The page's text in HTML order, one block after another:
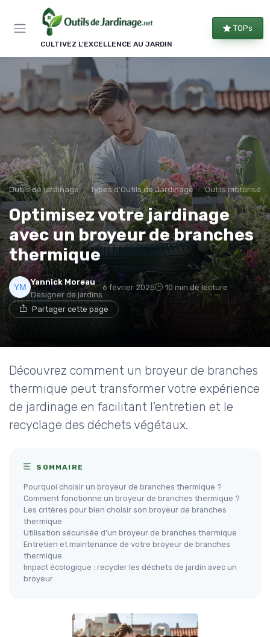
CULTIVEZ L'EXCELLENCE AU JARDIN
TOPs
Outils de jardinage Types d'Outils de Jardinage Outils motorisés
Optimisez votre jardinage
avec un broyeur de branches
thermique
Yannick Moreau
Designer de jardins
6 février 2025 10 min de lecture
Partager cette page
Découvrez comment un broyeur de branches
thermique peut transformer votre expérience
de jardinage en facilitant l'entretien et le
recyclage des déchets végétaux.
SOMMAIRE
Pourquoi choisir un broyeur de branches thermique ?
Comment fonctionne un broyeur de branches thermique ?
Les critères pour bien choisir son broyeur de branches
thermique
Utilisation sécurisée d'un broyeur de branches thermique
Entretien et maintenance de votre broyeur de branches
thermique
Impact écologique : recycler les déchets de jardin avec un
broyeur
Panneau de gestion des cookies